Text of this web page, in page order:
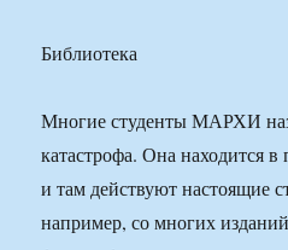
Библиотека
Многие студенты МАРХИ
катастрофа. Она находится
и там действуют настоящие
например, со многих